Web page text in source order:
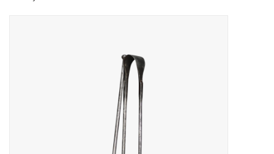
Vloeren - Steen, Terra Cotta